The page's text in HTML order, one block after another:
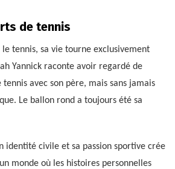
de tennis
le tennis, sa vie tourne exclusivement
Yannick raconte avoir regardé de
avec son père, mais sans jamais
Le ballon rond a toujours été sa
identité civile et sa passion sportive crée
monde où les histoires personnelles